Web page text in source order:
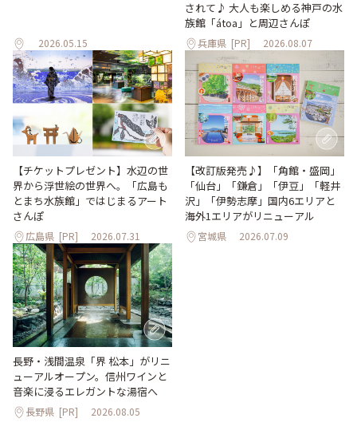
2026.05.15
されて♪ 大人も楽しめる神戸の水
族館「átoa」と周辺さんぽ
兵庫県 [PR] 2026.08.07
【チケットプレゼント】水辺の世
界から浮世絵の世界へ。「広島も
とまち水族館」ではじまるアート
さんぽ
広島県 [PR] 2026.07.31
【改訂版発売♪】「角館・盛岡」
「仙台」「鎌倉」「伊豆」「軽井
沢」「伊勢志摩」国内6エリアと
海外1エリアがリニューアル
宮城県 2026.07.09
長野・浅間温泉「界 松本」がリニ
ューアルオープン。信州ワインと
音楽に浸るエレガントな湯宿へ
長野県 [PR] 2026.08.05